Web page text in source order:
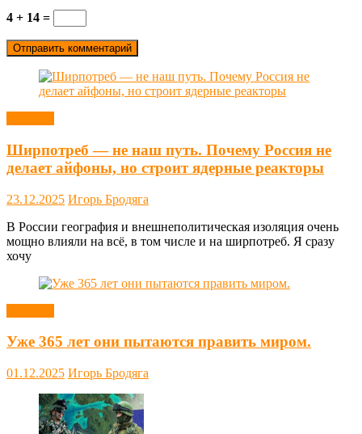
4 + 14 =
Ширпотреб — не наш путь. Почему Россия не
делает айфоны, но строит ядерные реакторы
23.12.2025 Игорь Бродяга
В России география и внешнеполитическая изоляция очень
мощно влияли на всё, в том числе и на ширпотреб. Я сразу
хочу
Уже 365 лет они пытаются править миром.
01.12.2025 Игорь Бродяга